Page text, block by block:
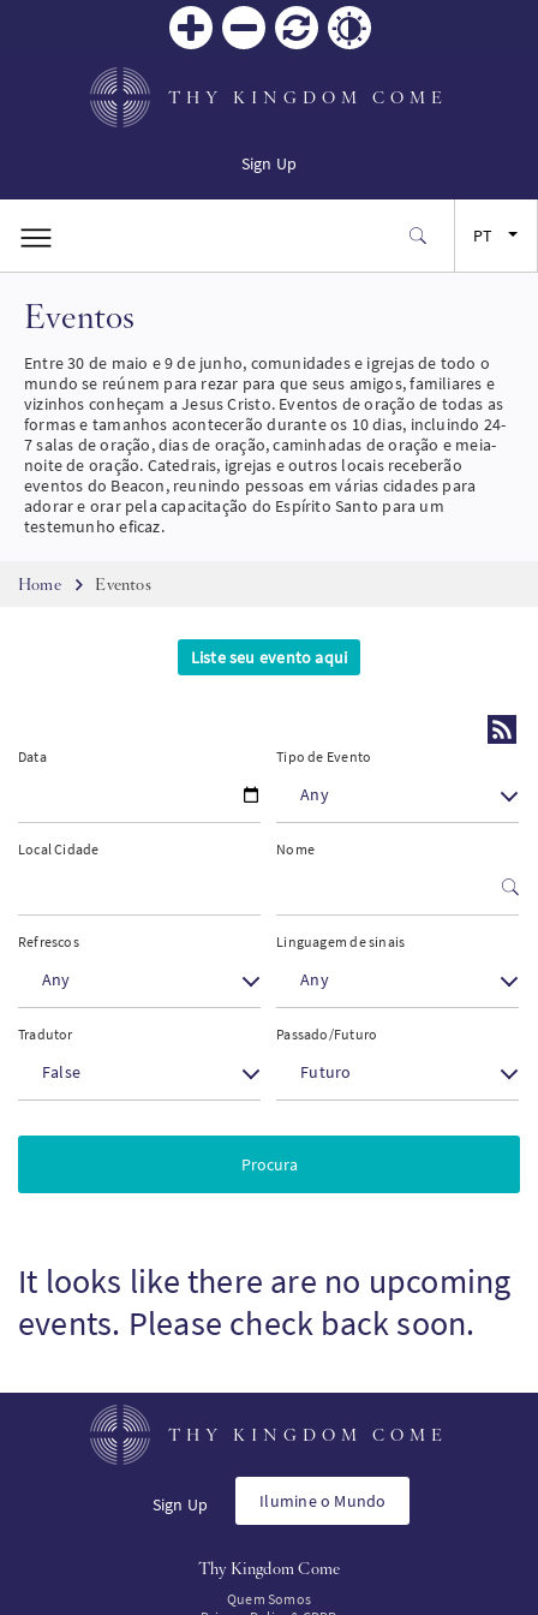
THY KINGDOM COME
Sign Up
FR
ES
PT
Eventos
Entre 30 de maio e 9 de junho, comunidades e igrejas de todo o
mundo se reúnem para rezar para que seus amigos, familiares e
vizinhos conheçam a Jesus Cristo. Eventos de oração de todas as
formas e tamanhos acontecerão durante os 10 dias, incluindo 24-
7 salas de oração, dias de oração, caminhadas de oração e meia-
noite de oração. Catedrais, igrejas e outros locais receberão
eventos do Beacon, reunindo pessoas em várias cidades para
adorar e orar pela capacitação do Espírito Santo para um
testemunho eficaz.
Breadcrumb
Home Eventos
Liste seu evento aqui
Data Tipo de Evento
Any
Local Cidade Nome
Refrescos
Any
Linguagem de sinais
Any
Tradutor
False
Passado/Futuro
Futuro
It looks like there are no upcoming
events. Please check back soon.
THY KINGDOM COME
Sign Up Ilumine o Mundo
Thy Kingdom Come
Quem Somos